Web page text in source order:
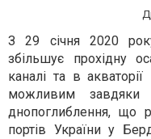
З 29 січня 2020
збільшує прохідну
каналі та в
можливим завдяки
днопоглиблення, що
портів України у